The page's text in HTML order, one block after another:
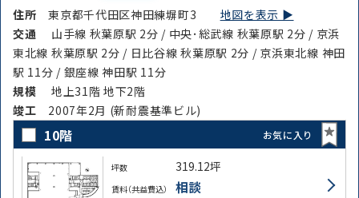
住所東京都千代田区神田練塀町3 地図を表示 ▶︎
交通
山手線 秋葉原駅 2分 / 中央･総武線 秋葉原駅 2分 / 京浜
東北線 秋葉原駅 2分 / 日比谷線 秋葉原駅 2分 / 京浜東北線 神田
駅 11分 / 銀座線 神田駅 11分
規模
地上31階 地下2階
竣⼯ 2007年2月 (新耐震基準ビル)
10階 お気に入り
坪数 319.12坪
賃料（共益費込） 相談